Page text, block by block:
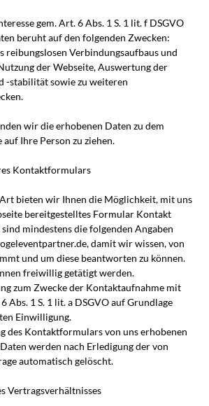
gem. Art. 6 Abs. 1 S. 1 lit. f DSGVO
beruht auf den folgenden Zwecken:
reibungslosen Verbindungsaufbaus und
der Webseite, Auswertung der
-stabilität sowie zu weiteren
wir die erhobenen Daten zu dem
auf Ihre Person zu ziehen.
Kontaktformulars
bieten wir Ihnen die Möglichkeit, mit uns
bereitgestelltes Formular Kontakt
mindestens die folgenden Angaben
damit wir wissen, von
und um diese beantworten zu können.
freiwillig getätigt werden.
zum Zwecke der Kontaktaufnahme mit
Abs. 1 S. 1 lit. a DSGVO auf Grundlage
Einwilligung.
des Kontaktformulars von uns erhobenen
werden nach Erledigung der von
automatisch gelöscht.
Vertragsverhältnisses